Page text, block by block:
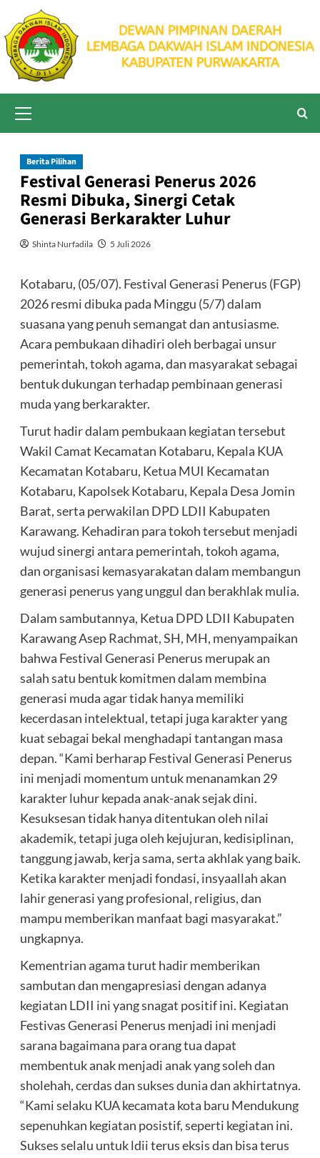
content
Menu
Berita Pilihan
Festival Generasi Penerus 2026
Resmi Dibuka, Sinergi Cetak
Generasi Berkarakter Luhur
Shinta Nurfadila 5 Juli 2026
Kotabaru, (05/07). Festival Generasi Penerus (FGP)
2026 resmi dibuka pada Minggu (5/7) dalam
suasana yang penuh semangat dan antusiasme.
Acara pembukaan dihadiri oleh berbagai unsur
pemerintah, tokoh agama, dan masyarakat sebagai
bentuk dukungan terhadap pembinaan generasi
muda yang berkarakter.
Turut hadir dalam pembukaan kegiatan tersebut
Wakil Camat Kecamatan Kotabaru, Kepala KUA
Kecamatan Kotabaru, Ketua MUI Kecamatan
Kotabaru, Kapolsek Kotabaru, Kepala Desa Jomin
Barat, serta perwakilan DPD LDII Kabupaten
Karawang. Kehadiran para tokoh tersebut menjadi
wujud sinergi antara pemerintah, tokoh agama,
dan organisasi kemasyarakatan dalam membangun
generasi penerus yang unggul dan berakhlak mulia.
Dalam sambutannya, Ketua DPD LDII Kabupaten
Karawang Asep Rachmat, SH, MH, menyampaikan
bahwa Festival Generasi Penerus merupak an
salah satu bentuk komitmen dalam membina
generasi muda agar tidak hanya memiliki
kecerdasan intelektual, tetapi juga karakter yang
kuat sebagai bekal menghadapi tantangan masa
depan. “Kami berharap Festival Generasi Penerus
ini menjadi momentum untuk menanamkan 29
karakter luhur kepada anak-anak sejak dini.
Kesuksesan tidak hanya ditentukan oleh nilai
akademik, tetapi juga oleh kejujuran, kedisiplinan,
tanggung jawab, kerja sama, serta akhlak yang baik.
Ketika karakter menjadi fondasi, insyaallah akan
lahir generasi yang profesional, religius, dan
mampu memberikan manfaat bagi masyarakat.”
ungkapnya.
Kementrian agama turut hadir memberikan
sambutan dan mengapresiasi dengan adanya
kegiatan LDII ini yang snagat positif ini. Kegiatan
Festivas Generasi Penerus menjadi ini menjadi
sarana bagaimana para orang tua dapat
membentuk anak menjadi anak yang soleh dan
sholehah, cerdas dan sukses dunia dan akhirtatnya.
“Kami selaku KUA kecamata kota baru Mendukung
sepenuhkan kegiatan posistif, seperti kegiatan ini.
Sukses selalu untuk ldii terus eksis dan bisa terus